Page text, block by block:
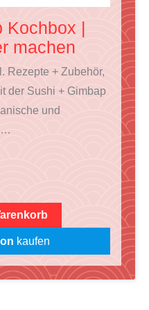
Kochbox |
machen
Rezepte + Zubehör,
der Sushi + Gimbap
und
kaufen